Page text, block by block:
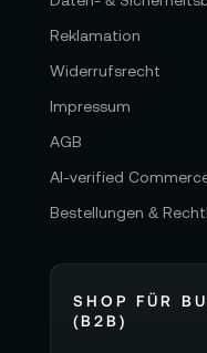
Reklamation
Widerrufsrecht
Impressum
AGB
AI-verified
Bestellungen &
SHOP FÜR
(B2B)